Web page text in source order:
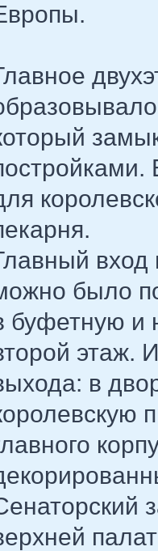
вход
было
буфетную и
этаж.
в